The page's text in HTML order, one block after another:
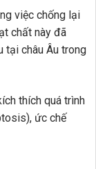
việc chống lại
chất này đã
tại châu Âu trong
thích quá trình
ức chế